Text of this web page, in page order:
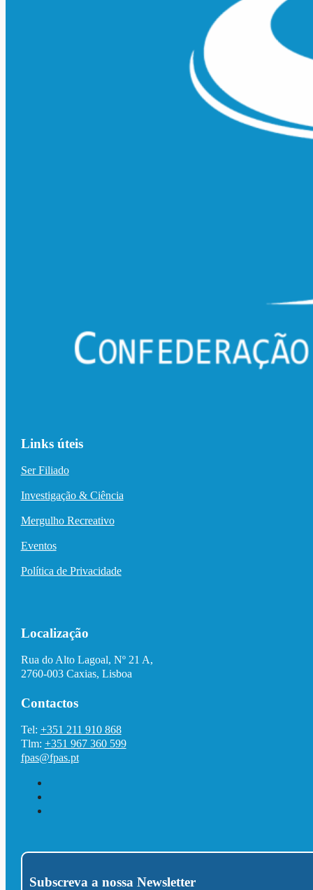
Links úteis
Ser Filiado
Investigação & Ciência
Mergulho Recreativo
Eventos
Política de Privacidade
Localização
Rua do Alto Lagoal, Nº 21 A,
2760-003 Caxias, Lisboa
Contactos
Tel: +351 211 910 868
Tlm: +351 967 360 599
fpas@fpas.pt
Subscreva a nossa Newsletter